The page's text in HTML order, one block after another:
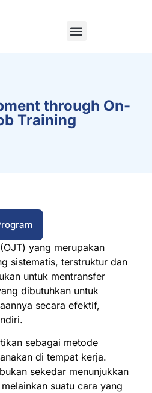
through On-
Training
(OJT) yang merupakan
sistematis, terstruktur dan
untuk mentransfer
dibutuhkan untuk
secara efektif,
sebagai metode
di tempat kerja.
sekedar menunjukkan
suatu cara yang